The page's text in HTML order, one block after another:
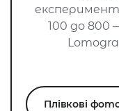
100 до 800
Плівкові